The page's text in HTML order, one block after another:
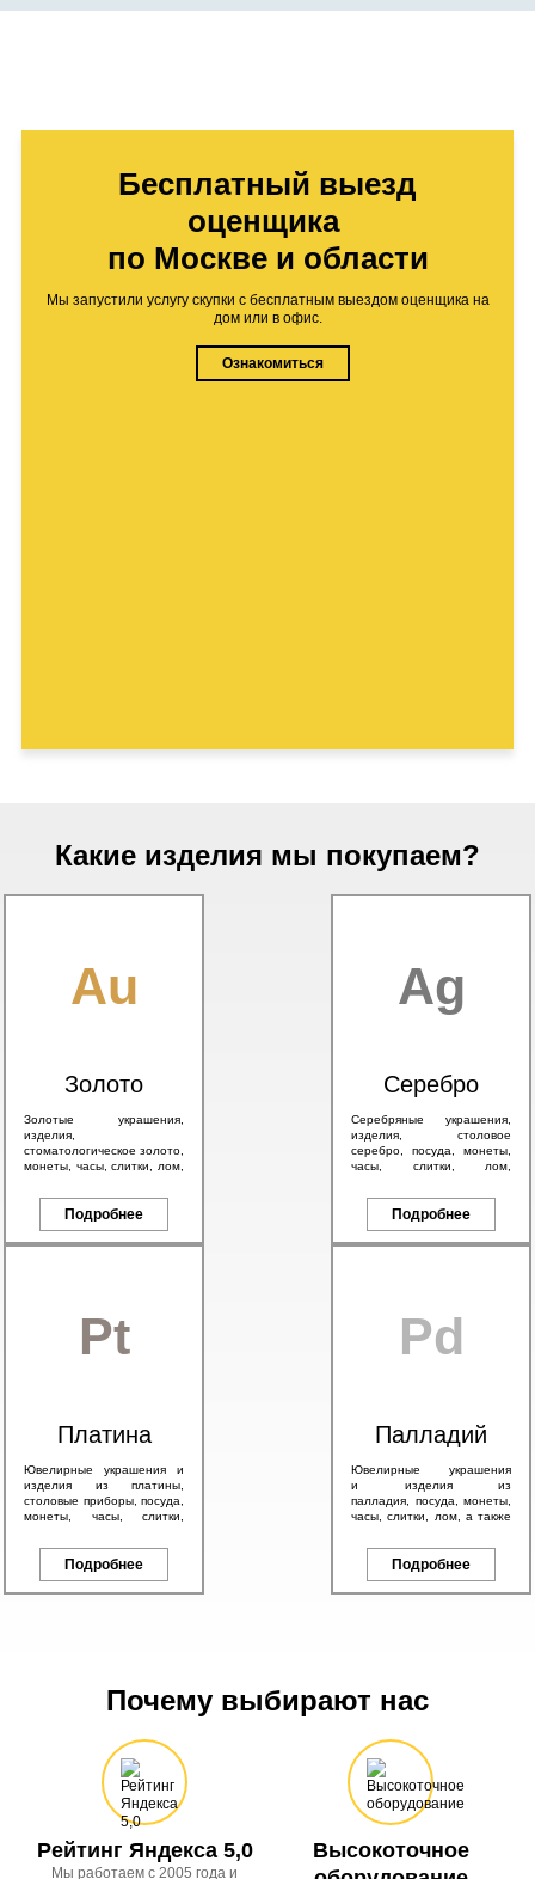
Бесплатный выезд
оценщика
по Москве и области
Мы запустили услугу скупки с бесплатным выездом оценщика на
дом или в офис.
Ознакомиться
Какие изделия мы покупаем?
Au
Золото
Золотые украшения,
изделия,
стоматологическое золото,
монеты, часы, слитки, лом,
золото 56 пробы и
брендовые изделия.
Подробнее
Ag
Серебро
Серебряные украшения,
изделия, столовое
серебро, посуда, монеты,
часы, слитки, лом,
пробы, в том числе с
эмалью.Подробнее
Pt
Платина
Ювелирные украшения и
изделия из платины,
столовые приборы, посуда,
монеты, часы, слитки,
также другие платиновые
изделия.Подробнее
Pd
Палладий
Ювелирные украшения
и изделия из
палладия, посуда, монеты,
часы, слитки, лом, а также
содержанием палладия.
Подробнее
Почему выбирают нас
Рейтинг Яндекса 5,0
Мы работаем с 2005 года и
Высокоточное